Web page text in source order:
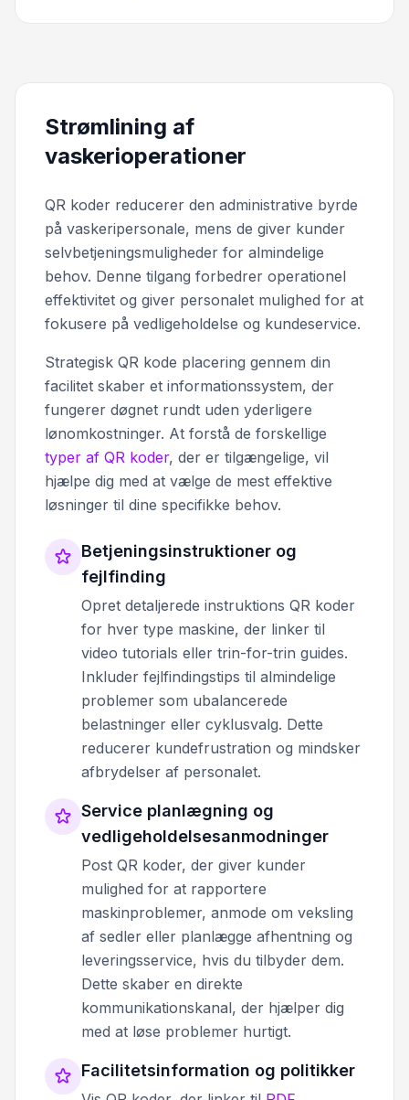
Strømlining af
vaskerioperationer
QR koder reducerer den administrative byrde
på vaskeripersonale, mens de giver kunder
selvbetjeningsmuligheder for almindelige
behov. Denne tilgang forbedrer operationel
effektivitet og giver personalet mulighed for at
fokusere på vedligeholdelse og kundeservice.
Strategisk QR kode placering gennem din
facilitet skaber et informationssystem, der
fungerer døgnet rundt uden yderligere
lønomkostninger. At forstå de forskellige
typer af QR koder, der er tilgængelige, vil
hjælpe dig med at vælge de mest effektive
løsninger til dine specifikke behov.
Betjeningsinstruktioner og
fejlfinding
Opret detaljerede instruktions QR koder
for hver type maskine, der linker til
video tutorials eller trin-for-trin guides.
Inkluder fejlfindingstips til almindelige
problemer som ubalancerede
belastninger eller cyklusvalg. Dette
reducerer kundefrustration og mindsker
afbrydelser af personalet.
Service planlægning og
vedligeholdelsesanmodninger
Post QR koder, der giver kunder
mulighed for at rapportere
maskinproblemer, anmode om veksling
af sedler eller planlægge afhentning og
leveringsservice, hvis du tilbyder dem.
Dette skaber en direkte
kommunikationskanal, der hjælper dig
med at løse problemer hurtigt.
Facilitetsinformation og politikker